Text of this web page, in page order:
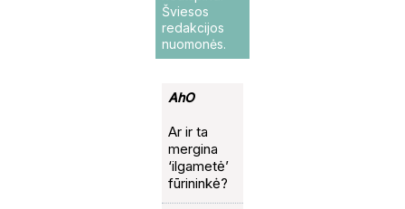
Šviesos
redakcijos
nuomonės.
AhO
Ar ir ta
mergina
‘ilgametė’
fūrininkė?